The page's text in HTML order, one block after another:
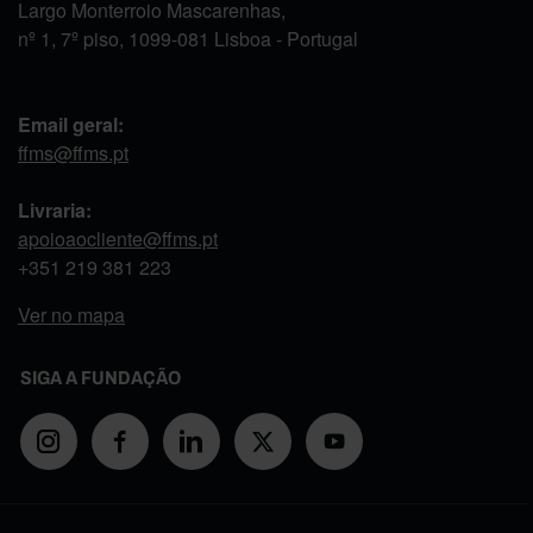
Largo Monterroio Mascarenhas,
nº 1, 7º piso, 1099-081 Lisboa - Portugal
Email geral:
ffms@ffms.pt
Livraria:
apoioaocliente@ffms.pt
+351 219 381 223
Ver no mapa
SIGA A FUNDAÇÃO